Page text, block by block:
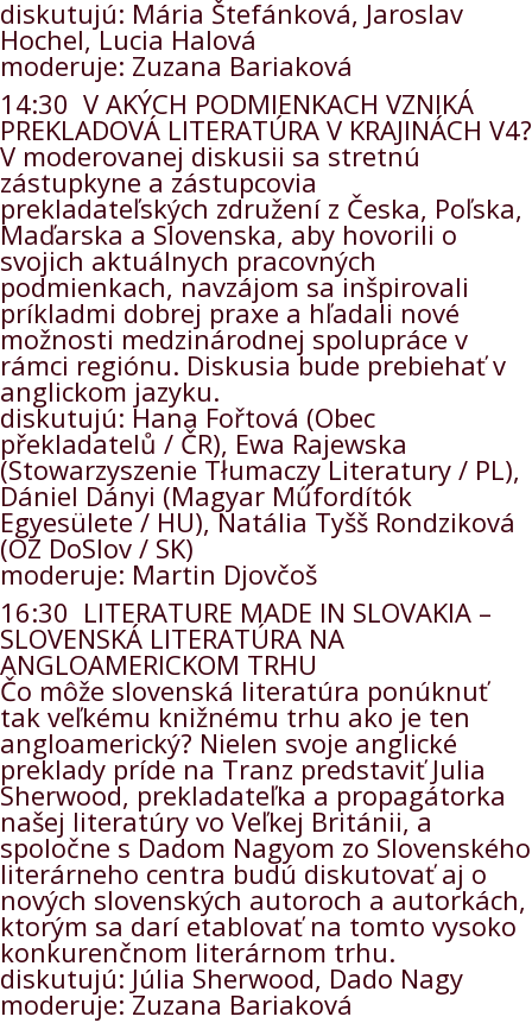
diskutujú: Mária Štefánková, Jaroslav
Hochel, Lucia Halová
moderuje: Zuzana Bariaková
14:30 V AKÝCH PODMIENKACH VZNIKÁ
PREKLADOVÁ LITERATÚRA V KRAJINÁCH V4?
V moderovanej diskusii sa stretnú
zástupkyne a zástupcovia
prekladateľských združení z Česka, Poľska,
Maďarska a Slovenska, aby hovorili o
svojich aktuálnych pracovných
podmienkach, navzájom sa inšpirovali
príkladmi dobrej praxe a hľadali nové
možnosti medzinárodnej spolupráce v
rámci regiónu. Diskusia bude prebiehať v
anglickom jazyku.
diskutujú: Hana Fořtová (Obec
překladatelů / ČR), Ewa Rajewska
(Stowarzyszenie Tłumaczy Literatury / PL),
Dániel Dányi (Magyar Műfordítók
Egyesülete / HU), Natália Tyšš Rondziková
(OZ DoSlov / SK)
moderuje: Martin Djovčoš
16:30 LITERATURE MADE IN SLOVAKIA –
SLOVENSKÁ LITERATÚRA NA
ANGLOAMERICKOM TRHU
Čo môže slovenská literatúra ponúknuť
tak veľkému knižnému trhu ako je ten
angloamerický? Nielen svoje anglické
preklady príde na Tranz predstaviť Julia
Sherwood, prekladateľka a propagátorka
našej literatúry vo Veľkej Británii, a
spoločne s Dadom Nagyom zo Slovenského
literárneho centra budú diskutovať aj o
nových slovenských autoroch a autorkách,
ktorým sa darí etablovať na tomto vysoko
konkurenčnom literárnom trhu.
diskutujú: Júlia Sherwood, Dado Nagy
moderuje: Zuzana Bariaková